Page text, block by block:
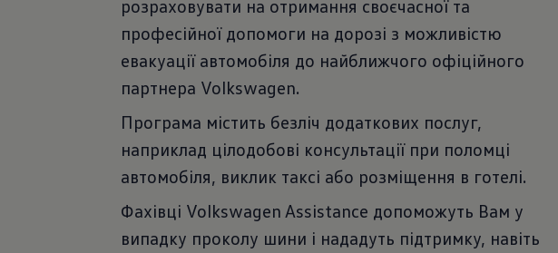
розраховувати на отримання своєчасної та
професійної допомоги на дорозі з можливістю
евакуації автомобіля до найближчого офіційного
партнера Volkswagen.
Програма містить безліч додаткових послуг,
наприклад цілодобові консультації при поломці
автомобіля, виклик таксі або розміщення в готелі.
Фахівці Volkswagen Assistance допоможуть Вам у
випадку проколу шини і нададуть підтримку, навіть